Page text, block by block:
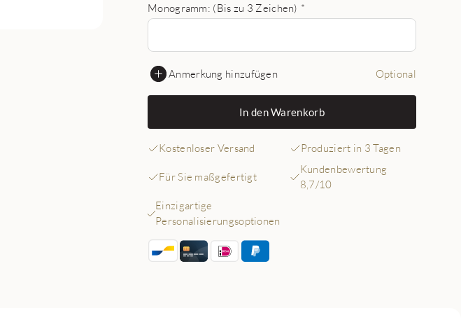
Monogramm: (Bis zu 3 Zeichen) *
Anmerkung hinzufügen Optional
In den Warenkorb
Kostenloser Versand Produziert in 3 Tagen
Für Sie maßgefertigt
Kundenbewertung
8,7/10
Einzigartige
Personalisierungsoptionen